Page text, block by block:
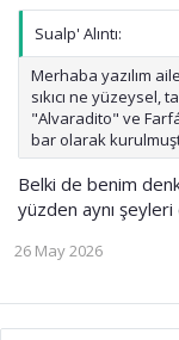
Sualp' Alıntı:
Merhaba yazılım
sıkıcı ne yüzeysel,
"Alvaradito" ve
bar olarak
Belki de benim
yüzden aynı
26 May 2026